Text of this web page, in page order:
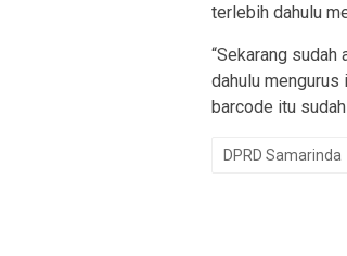
terlebih dahulu
“Sekarang
dahulu
barcode itu
DPRD Samarinda